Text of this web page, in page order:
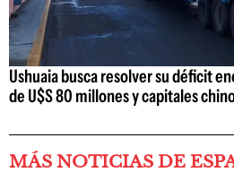
Ushuaia busca resolver su déficit
de U$S 80 millones y capitales
MÁS NOTICIAS DE